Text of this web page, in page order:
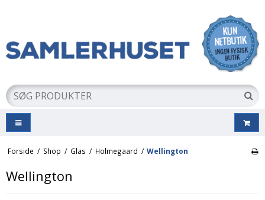
Forside / Shop / Glas / Holmegaard / Wellington
Wellington